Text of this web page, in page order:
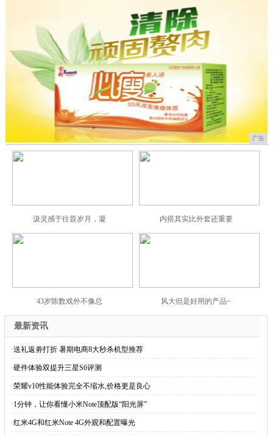
广告
汲灵感于往昔岁月，凝 内搭其实比外套还重要
43岁陈数戏外不像总 风大但是好用的产品~
最新资讯
·送礼返劵打折 暑期电商8大秒杀机型推荐
·硬件体验双提升三星S6评测
·荣耀v10性能体验完全不缩水,价格更是良心
·1分钟，让你看懂小米Note顶配版“阳光屏”
·红米4G和红米Note 4G外观和配置曝光